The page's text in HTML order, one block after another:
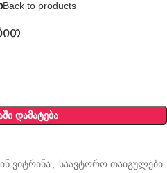
Back to products
ᲓᲐᲛᲐᲢᲔᲑᲐ
ვიტრინა, საავტორო თაიგულები